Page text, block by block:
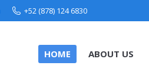
+52 (878) 124 6830
HOME ABOUT US